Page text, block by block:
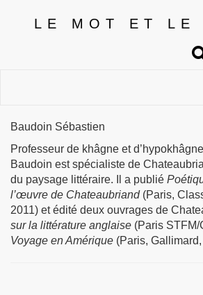
LE MOT ET LE
Baudoin Sébastien
Professeur de khâgne et
Baudoin est spécialiste de
du paysage littéraire. Il a publié
l’œuvre de Chateaubriand(Paris,
2011) et édité deux ouvrages de
sur la littérature anglaise (Paris STFM/
Voyage en Amérique (Paris,